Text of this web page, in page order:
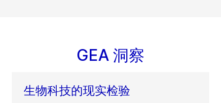
GEA 洞察
生物科技的现实检验